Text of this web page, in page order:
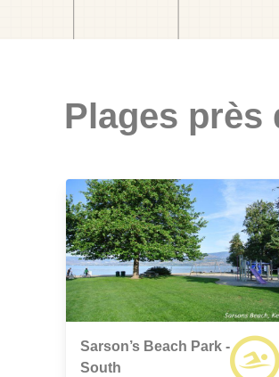
Plages près
Sarson’s Beach Park -
South